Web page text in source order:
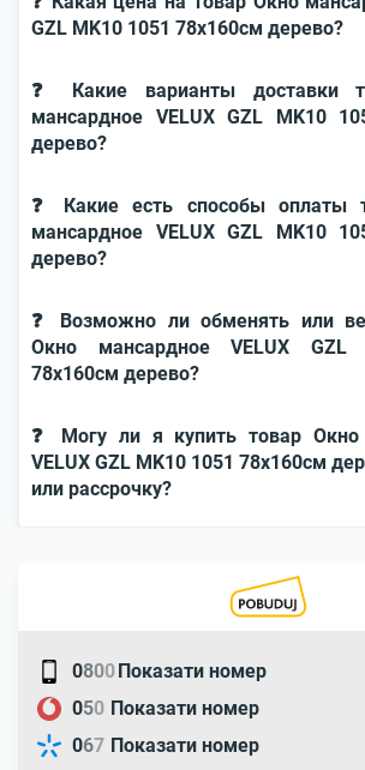
GZL MK10 1051 78x160см дерево?
❓ Какие варианты доставки
мансардное VELUX GZL MK10
дерево?
❓ Какие есть способы оплаты
мансардное VELUX GZL MK10
дерево?
❓ Возможно ли обменять или
Окно мансардное VELUX GZL
78x160см дерево?
❓ Могу ли я купить товар Окно
VELUX GZL MK10 1051 78x160см
или рассрочку?
0800Показати номер
050 Показати номер
067 Показати номер